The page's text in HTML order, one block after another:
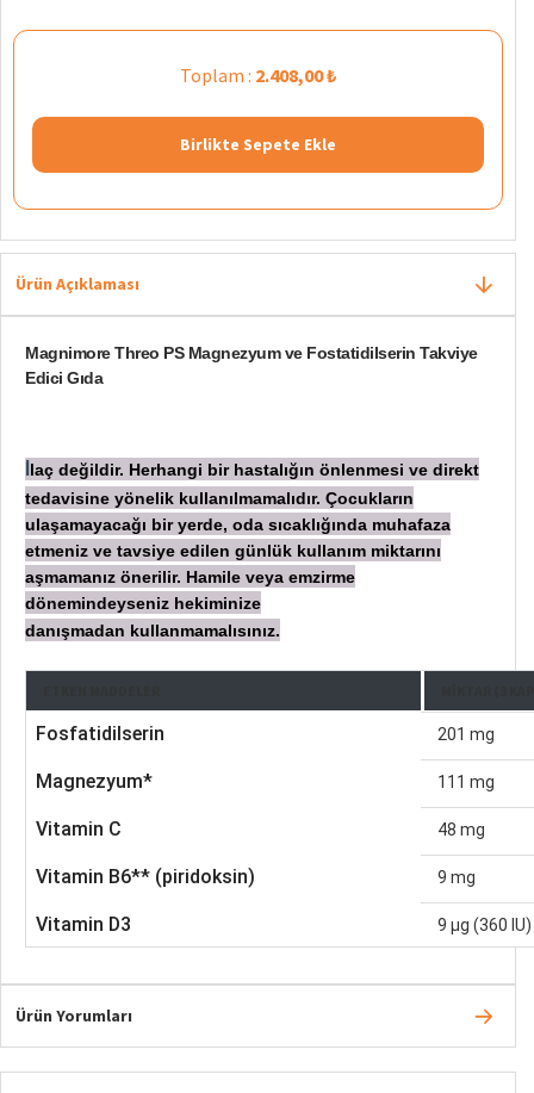
Toplam : 2.408,00 ₺
Birlikte Sepete Ekle
Ürün Açıklaması
Magnimore Threo PS Magnezyum ve Fostatidilserin Takviye
Edici Gıda
İlaç değildir. Herhangi bir hastalığın önlenmesi ve direkt
tedavisine yönelik kullanılmamalıdır. Çocukların
ulaşamayacağı bir yerde, oda sıcaklığında muhafaza
etmeniz ve tavsiye edilen günlük kullanım miktarını
aşmamanız önerilir. Hamile veya emzirme
dönemindeyseniz hekiminize
danışmadan kullanmamalısınız.
Fosfatidilserin 201 mg
Magnezyum* 111 mg
Vitamin C 48 mg
Vitamin B6** (piridoksin) 9 mg
Vitamin D3 9 µg (360 IU)
Ürün Yorumları